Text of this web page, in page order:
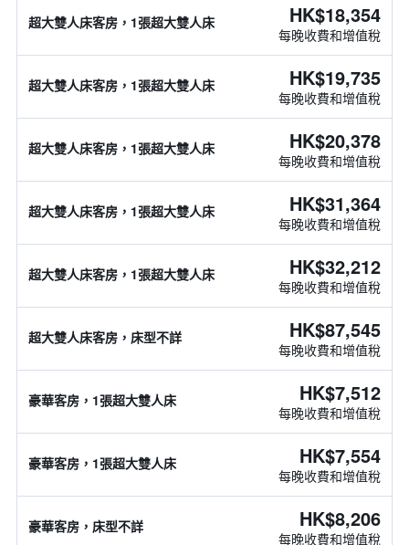
超大雙人床客房，1張超大雙人床 HK$18,354
每晚收費和增值稅
超大雙人床客房，1張超大雙人床 HK$19,735
每晚收費和增值稅
超大雙人床客房，1張超大雙人床 HK$20,378
每晚收費和增值稅
超大雙人床客房，1張超大雙人床 HK$31,364
每晚收費和增值稅
超大雙人床客房，1張超大雙人床 HK$32,212
每晚收費和增值稅
超大雙人床客房，床型不詳 HK$87,545
每晚收費和增值稅
豪華客房，1張超大雙人床 HK$7,512
每晚收費和增值稅
豪華客房，1張超大雙人床 HK$7,554
每晚收費和增值稅
豪華客房，床型不詳 HK$8,206
每晚收費和增值稅